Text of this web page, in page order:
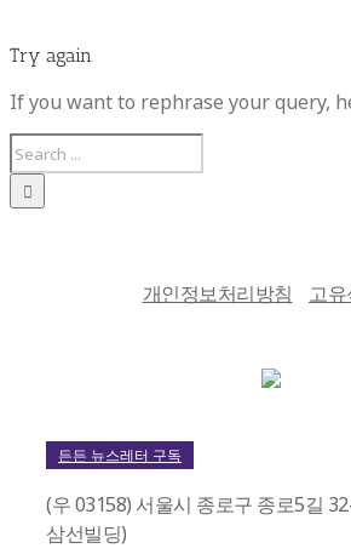
Try again
If you want to rephrase your query,
개인정보처리방침 고
든든 뉴스레터 구독
(우 03158) 서울시 종로구 종로5길
삼선빌딩)